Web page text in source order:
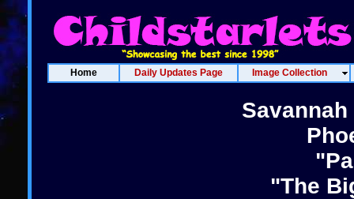
Home Daily Updates Page Image Collection
Savannah
"The